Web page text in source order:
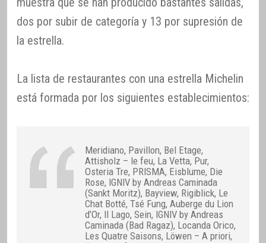
dos por subir de categoría y 13 por supresión de
la estrella.
La lista de restaurantes con una estrella Michelin
está formada por los siguientes establecimientos:
Meridiano, Pavillon, Bel Etage,
Attisholz – le feu, La Vetta, Pur,
Osteria Tre, PRISMA, Eisblume, Die
Rose, IGNIV by Andreas Caminada
(Sankt Moritz), Bayview, Rigiblick, Le
Chat Botté, Tsé Fung, Auberge du Lion
d’Or, Il Lago, Sein, IGNIV by Andreas
Caminada (Bad Ragaz), Locanda Orico,
Les Quatre Saisons, Löwen – A priori,